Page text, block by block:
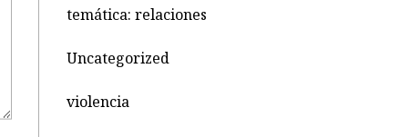
temática: relaciones
Uncategorized
violencia